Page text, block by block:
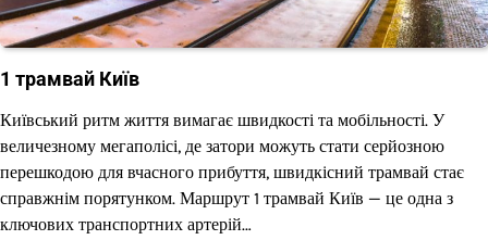
1 трамвай Київ
Київський ритм життя вимагає швидкості та мобільності. У
величезному мегаполісі, де затори можуть стати серйозною
перешкодою для вчасного прибуття, швидкісний трамвай стає
справжнім порятунком. Маршрут 1 трамвай Київ — це одна з
ключових транспортних артерій…